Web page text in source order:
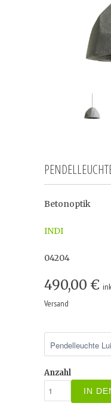
Betonoptik
INDI
04204
490,00 €
Versand
Anzahl
IN